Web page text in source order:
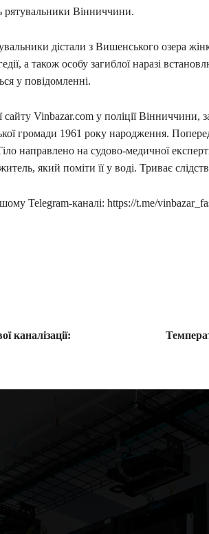
Вінниччини.
дістали з Вишенського озера
а також особу загиблої наразі
у повідомленні.
сайту Vinbazar.com у поліції Вінниччини,
громади 1961 року народження.
направлено на судово-медичної
який поміти її у воді. Триває
Telegram-каналі: https://t.me/
каналізації: